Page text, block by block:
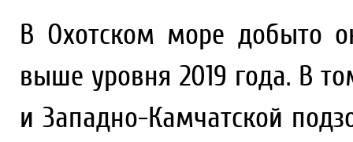
В Охотском море добыто
выше уровня 2019 года. В
и Западно-Камчатской